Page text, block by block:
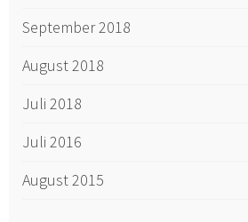
September 2018
August 2018
Juli 2018
Juli 2016
August 2015